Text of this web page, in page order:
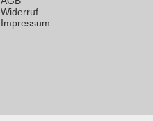
Widerruf
Impressum